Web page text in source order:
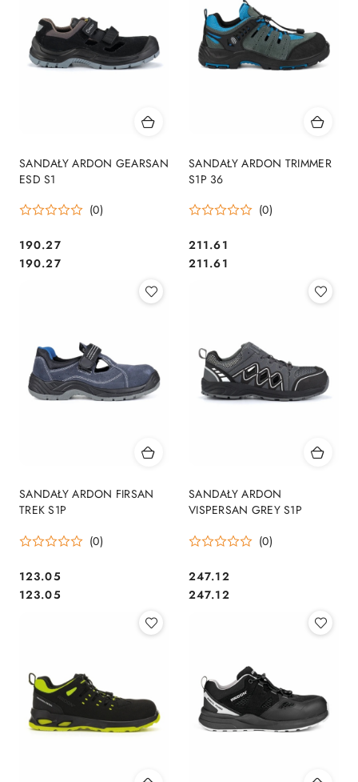
SANDAŁY ARDON GEARSAN
ESD S1
(0)
Cena:
190.27
Cena:
190.27
SANDAŁY ARDON TRIMMER
S1P 36
(0)
Cena:
211.61
Cena:
211.61
SANDAŁY ARDON FIRSAN
TREK S1P
(0)
Cena:
123.05
Cena:
123.05
SANDAŁY ARDON
VISPERSAN GREY S1P
(0)
Cena:
247.12
Cena:
247.12